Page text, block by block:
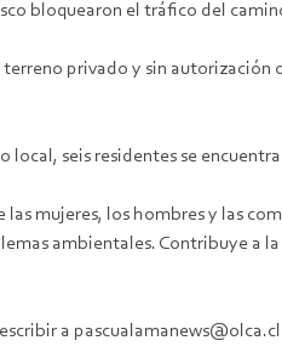
bloquearon el tráfico del
privado y sin
local, seis residentes se
mujeres, los hombres y las
ambientales. Contribuye
a pascualamanews@olca.cl